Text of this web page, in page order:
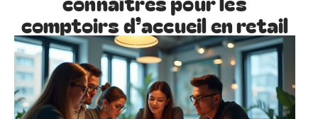
comptoirs d’accueil en retail